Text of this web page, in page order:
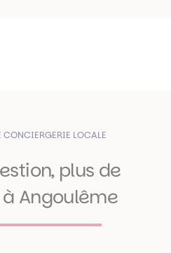
CONCIERGERIE LOCALE
plus de
Angoulême